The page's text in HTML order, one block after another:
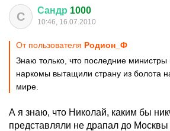
С Сандр 1000
10:46, 16.07.2010
От пользователя Родион_Ф
Знаю только, что последние
наркомы вытащили страну из болота
мире.
А я знаю, что Николай, каким бы
представляли не драпал до